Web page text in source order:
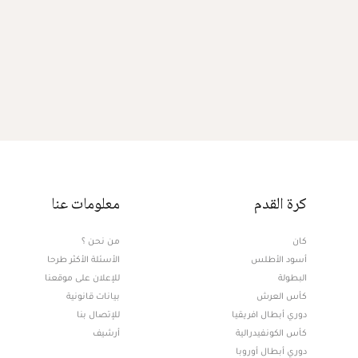
كرة القدم
كان
أسود الأطلس
البطولة
كأس العرش
دوري أبطال افريقيا
كأس الكونفيدرالية
دوري أبطال أوروبا
معلومات عنا
من نحن ؟
الأسئلة الأكثر طرحا
للإعلان على موقعنا
بيانات قانونية
للإتصال بنا
أرشيف